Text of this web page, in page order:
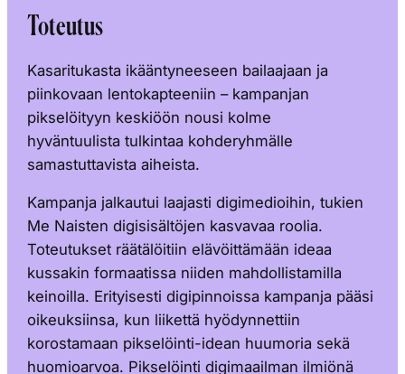
Toteutus
Kasaritukasta ikääntyneeseen bailaajaan ja
piinkovaan lentokapteeniin – kampanjan
pikselöityyn keskiöön nousi kolme
hyväntuulista tulkintaa kohderyhmälle
samastuttavista aiheista.
Kampanja jalkautui laajasti digimedioihin, tukien
Me Naisten digisisältöjen kasvavaa roolia.
Toteutukset räätälöitiin elävöittämään ideaa
kussakin formaatissa niiden mahdollistamilla
keinoilla. Erityisesti digipinnoissa kampanja pääsi
oikeuksiinsa, kun liikettä hyödynnettiin
korostamaan pikselöinti-idean huumoria sekä
huomioarvoa. Pikselöinti digimaailman ilmiönä